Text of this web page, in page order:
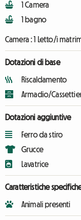
1 Camera
1 bagno
Camera :1 Letto/i
Dotazioni di base
Riscaldamento
Armadio/
Dotazioni aggiuntive
Ferro da stiro
Grucce
Lavatrice
Caratteristiche
Animali presenti